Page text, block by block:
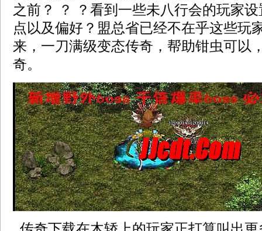
之前？ ？ ？看到一些未八行会的玩家
点以及偏好？盟总省已经不在乎这些玩
来，一刀满级变态传奇，帮助钳虫可以
奇。